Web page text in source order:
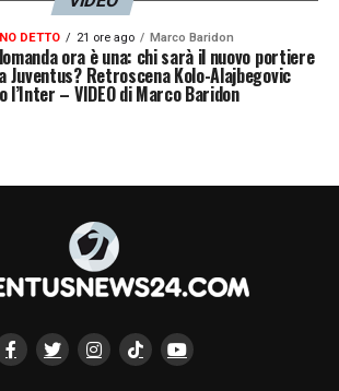
DETTO 21 ore ago Marco Baridon
ora è una: chi sarà il nuovo portiere
Juventus? Retroscena Kolo-Alajbegovic
l’Inter – VIDEO di Marco Baridon